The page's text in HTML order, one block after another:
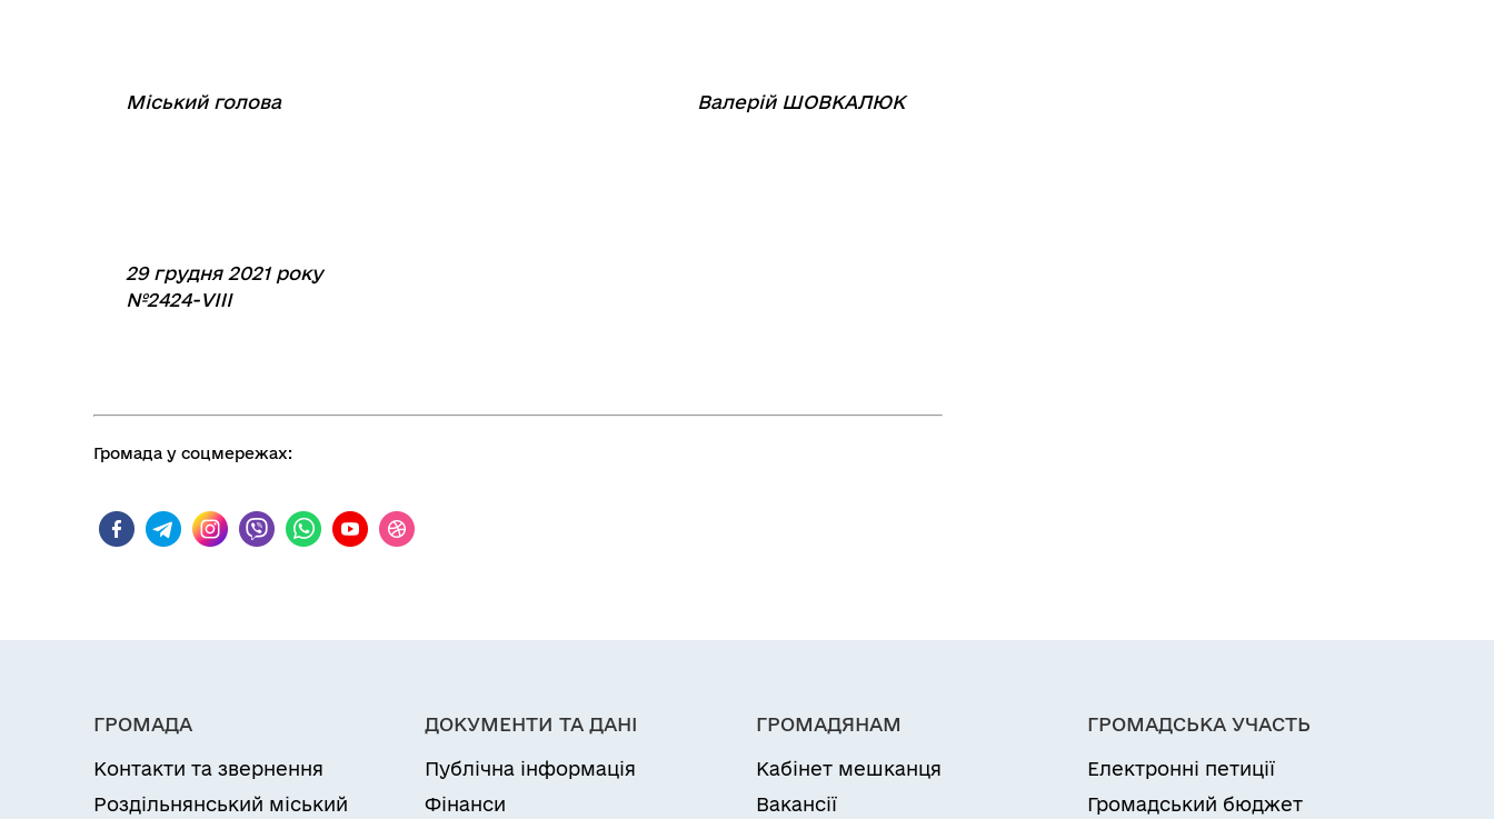
Міський голова⠀ Валерій ШОВКАЛЮК
29 грудня 2021 року
№2424-VIII
Громада у соцмережах:
ГРОМАДА
Контакти та звернення
Роздільнянський міський
ДОКУМЕНТИ ТА ДАНІ
Публічна інформація
Фінанси
ГРОМАДЯНАМ
Кабінет мешканця
Вакансії
ГРОМАДСЬКА УЧАСТЬ
Електронні петиції
Громадський бюджет